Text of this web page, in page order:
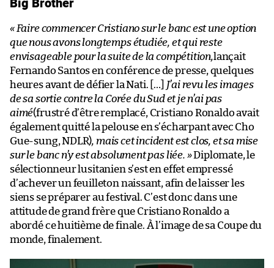
« Faire commencer Cristiano sur le banc est une option
que nous avons longtemps étudiée, et qui reste
envisageable pour la suite de la compétition,lançait
Fernando Santos en conférence de presse, quelques
heures avant de défier la Nati. […] J’ai revu les images
de sa sortie contre la Corée du Sud et je n’ai pas
aimé(frustré d’être remplacé, Cristiano Ronaldo avait
également quitté la pelouse en s’écharpant avec Cho
Gue-sung, NDLR), mais cet incident est clos, et sa mise
sur le banc n’y est absolument pas liée. »Diplomate, le
sélectionneur lusitanien s’est en effet empressé
d’achever un feuilleton naissant, afin de laisser les
siens se préparer au festival. C’est donc dans une
attitude de grand frère que Cristiano Ronaldo a
abordé ce huitième de finale. À l’image de sa Coupe du
monde, finalement.